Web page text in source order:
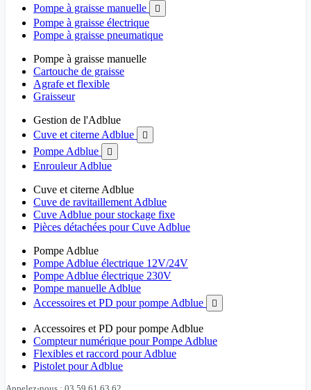
Pompe à graisse manuelle

Pompe à graisse électrique
Pompe à graisse pneumatique
Pompe à graisse manuelle
Cartouche de graisse
Agrafe et flexible
Graisseur
Gestion de l'Adblue
Cuve et citerne Adblue

Pompe Adblue 
Enrouleur Adblue
Cuve et citerne Adblue
Cuve de ravitaillement Adblue
Cuve Adblue pour stockage fixe
Pièces détachées pour Cuve Adblue
Pompe Adblue
Pompe Adblue électrique 12V/24V
Pompe Adblue électrique 230V
Pompe manuelle Adblue
Accessoires et PD pour pompe Adblue

Accessoires et PD pour pompe Adblue
Compteur numérique pour Pompe Adblue
Flexibles et raccord pour Adblue
Pistolet pour Adblue